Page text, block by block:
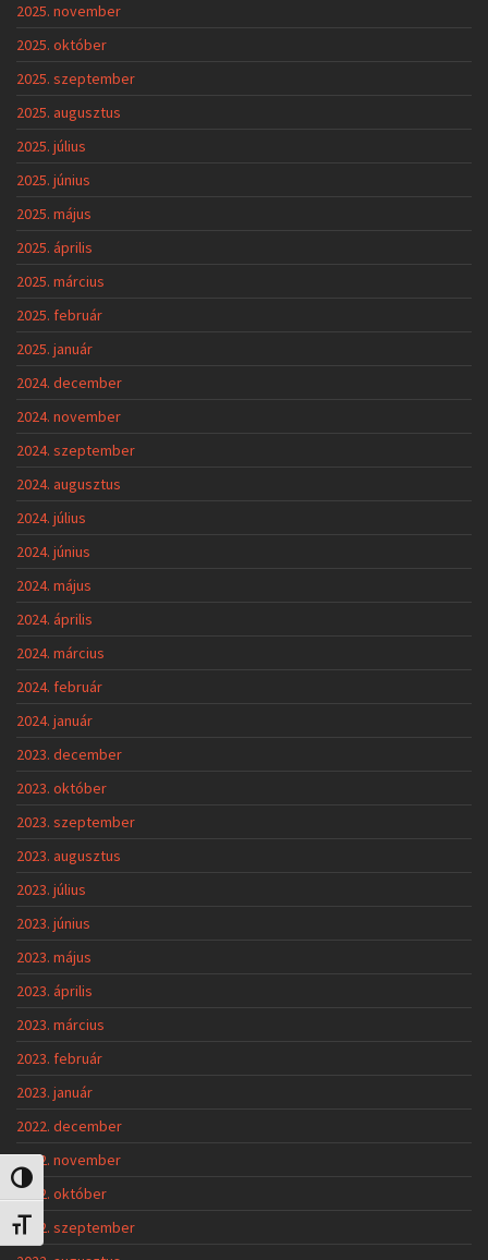
Nagy kontraszt váltása
Betűméret váltása
2025. november
2025. október
2025. szeptember
2025. augusztus
2025. július
2025. június
2025. május
2025. április
2025. március
2025. február
2025. január
2024. december
2024. november
2024. szeptember
2024. augusztus
2024. július
2024. június
2024. május
2024. április
2024. március
2024. február
2024. január
2023. december
2023. október
2023. szeptember
2023. augusztus
2023. július
2023. június
2023. május
2023. április
2023. március
2023. február
2023. január
2022. december
2022. november
2022. október
2022. szeptember